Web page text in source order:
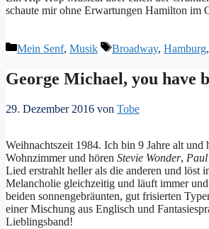
schaute mir ohne Erwartungen Hamilton im
Kategorien
Mein Senf, Musik Schlagwörter
Broadway, Hamburg,
George Michael, you have
29. Dezember 2016 von Tobe
Weihnachtszeit 1984. Ich bin 9 Jahre alt und
Wohnzimmer und hören Stevie Wonder,
Lied erstrahlt heller als die anderen und löst
Melancholie gleichzeitig und läuft immer
beiden sonnengebräunten, gut frisierten
einer Mischung aus Englisch und
Lieblingsband!